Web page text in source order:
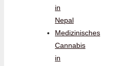
in
Nepal
Medizinisches
Cannabis
in